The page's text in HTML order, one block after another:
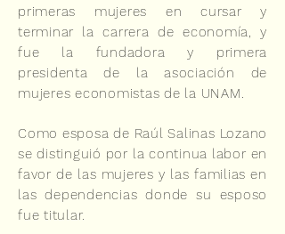
primeras mujeres en cursar y
terminar la carrera de economía, y
fue la fundadora y primera
presidenta de la asociación de
mujeres economistas de la UNAM.
Como esposa de Raúl Salinas Lozano
se distinguió por la continua labor en
favor de las mujeres y las familias en
las dependencias donde su esposo
fue titular.